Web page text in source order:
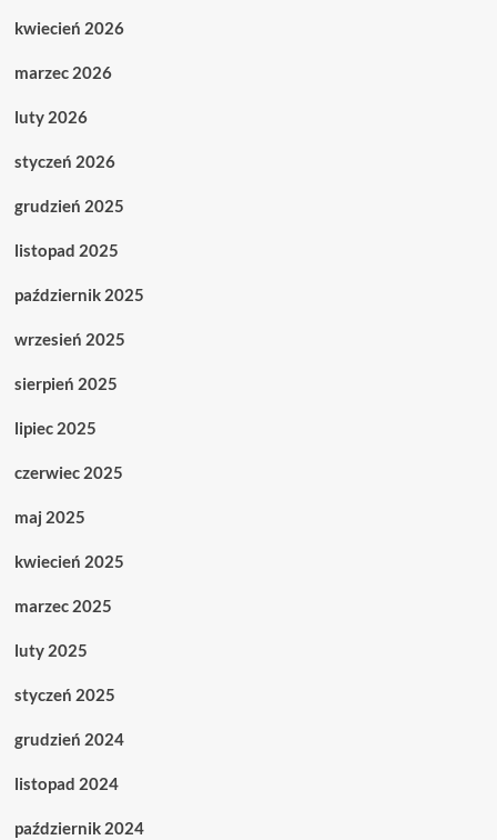
kwiecień 2026
marzec 2026
luty 2026
styczeń 2026
grudzień 2025
listopad 2025
październik 2025
wrzesień 2025
sierpień 2025
lipiec 2025
czerwiec 2025
maj 2025
kwiecień 2025
marzec 2025
luty 2025
styczeń 2025
grudzień 2024
listopad 2024
październik 2024